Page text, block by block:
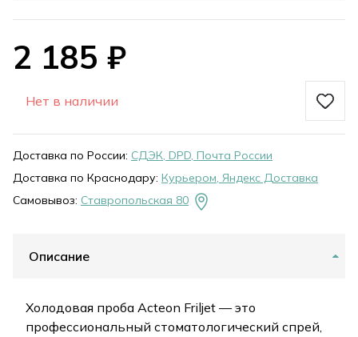
2 185 ₽
Нет в наличии
Доставка по России: СДЭК, DPD, Почта России
Доставка по Краснодару: Курьером, Яндекс Доставка
Самовывоз: Ставропольская 80
Описание
Холодовая проба Acteon Friljet — это
профессиональный стоматологический спрей,